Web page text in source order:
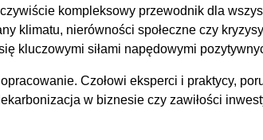
kompleksowy przewodnik dla
klimatu, nierówności społeczne czy
kluczowymi siłami napędowymi
Czołowi eksperci i praktycy,
w biznesie czy zawiłości